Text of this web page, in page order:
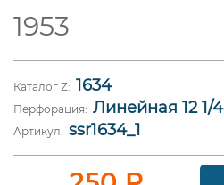
1953
Каталог Z: 1634
Перфорация: Линейная 12 1/4
Артикул: ssr1634_1